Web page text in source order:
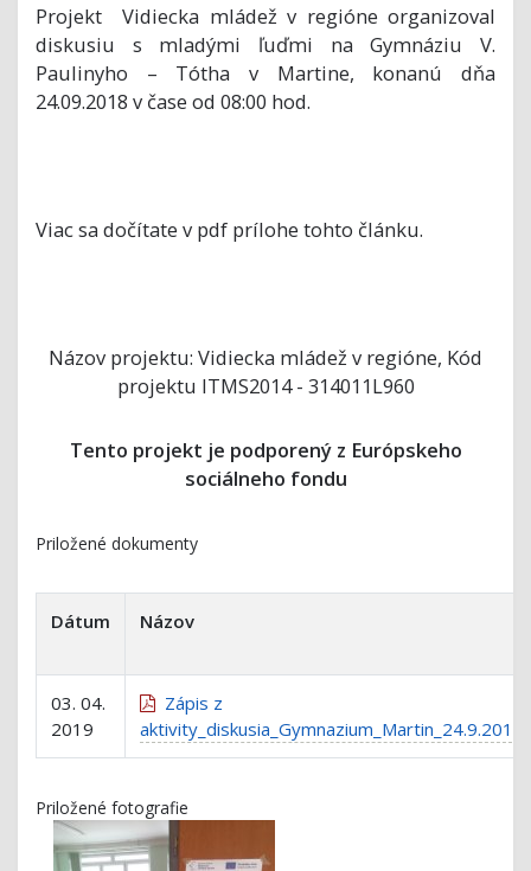
Projekt Vidiecka mládež v regióne organizoval
diskusiu s mladými ľuďmi na Gymnáziu V.
Paulinyho – Tótha v Martine, konanú dňa
24.09.2018 v čase od 08:00 hod.
Viac sa dočítate v pdf prílohe tohto článku.
Názov projektu: Vidiecka mládež v regióne, Kód
projektu ITMS2014 - 314011L960
Tento projekt je podporený z Európskeho
sociálneho fondu
Priložené dokumenty
Dátum Názov
03. 04.
2019
Zápis z
aktivity_diskusia_Gymnazium_Martin_24.9.2018
Priložené fotografie